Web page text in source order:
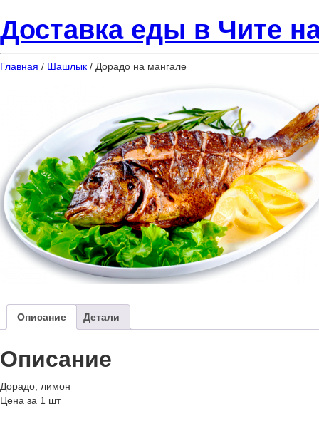
Доставка еды в Чите
Главная / Шашлык / Дорадо на мангале
Описание Детали
Описание
Дорадо, лимон
Цена за 1 шт